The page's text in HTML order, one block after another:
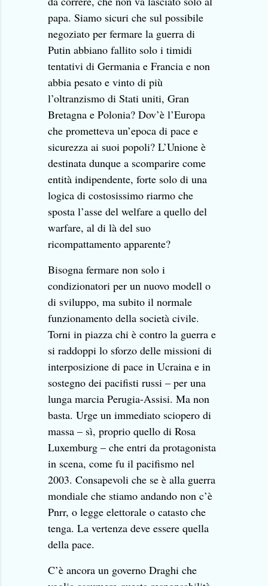
papa. Siamo sicuri che sul possibile
negoziato per fermare la guerra di
Putin abbiano fallito solo i timidi
tentativi di Germania e Francia e non
abbia pesato e vinto di più
l’oltranzismo di Stati uniti, Gran
Bretagna e Polonia? Dov’è l’Europa
che prometteva un’epoca di pace e
sicurezza ai suoi popoli? L’Unione è
destinata dunque a scomparire come
entità indipendente, forte solo di una
logica di costosissimo riarmo che
sposta l’asse del welfare a quello del
warfare, al di là del suo
ricompattamento apparente?
Bisogna fermare non solo i
condizionatori per un nuovo modell o
di sviluppo, ma subito il normale
funzionamento della società civile.
Torni in piazza chi è contro la guerra e
si raddoppi lo sforzo delle missioni di
interposizione di pace in Ucraina e in
sostegno dei pacifisti russi – per una
lunga marcia Perugia-Assisi. Ma non
basta. Urge un immediato sciopero di
massa – sì, proprio quello di Rosa
Luxemburg – che entri da protagonista
in scena, come fu il pacifismo nel
2003. Consapevoli che se è alla guerra
mondiale che stiamo andando non c’è
Pnrr, o legge elettorale o catasto che
tenga. La vertenza deve essere quella
della pace.
C’è ancora un governo Draghi che